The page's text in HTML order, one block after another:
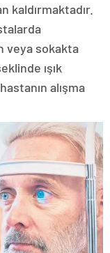
kaldırmaktadır.
veya sokakta
ışık
alışma